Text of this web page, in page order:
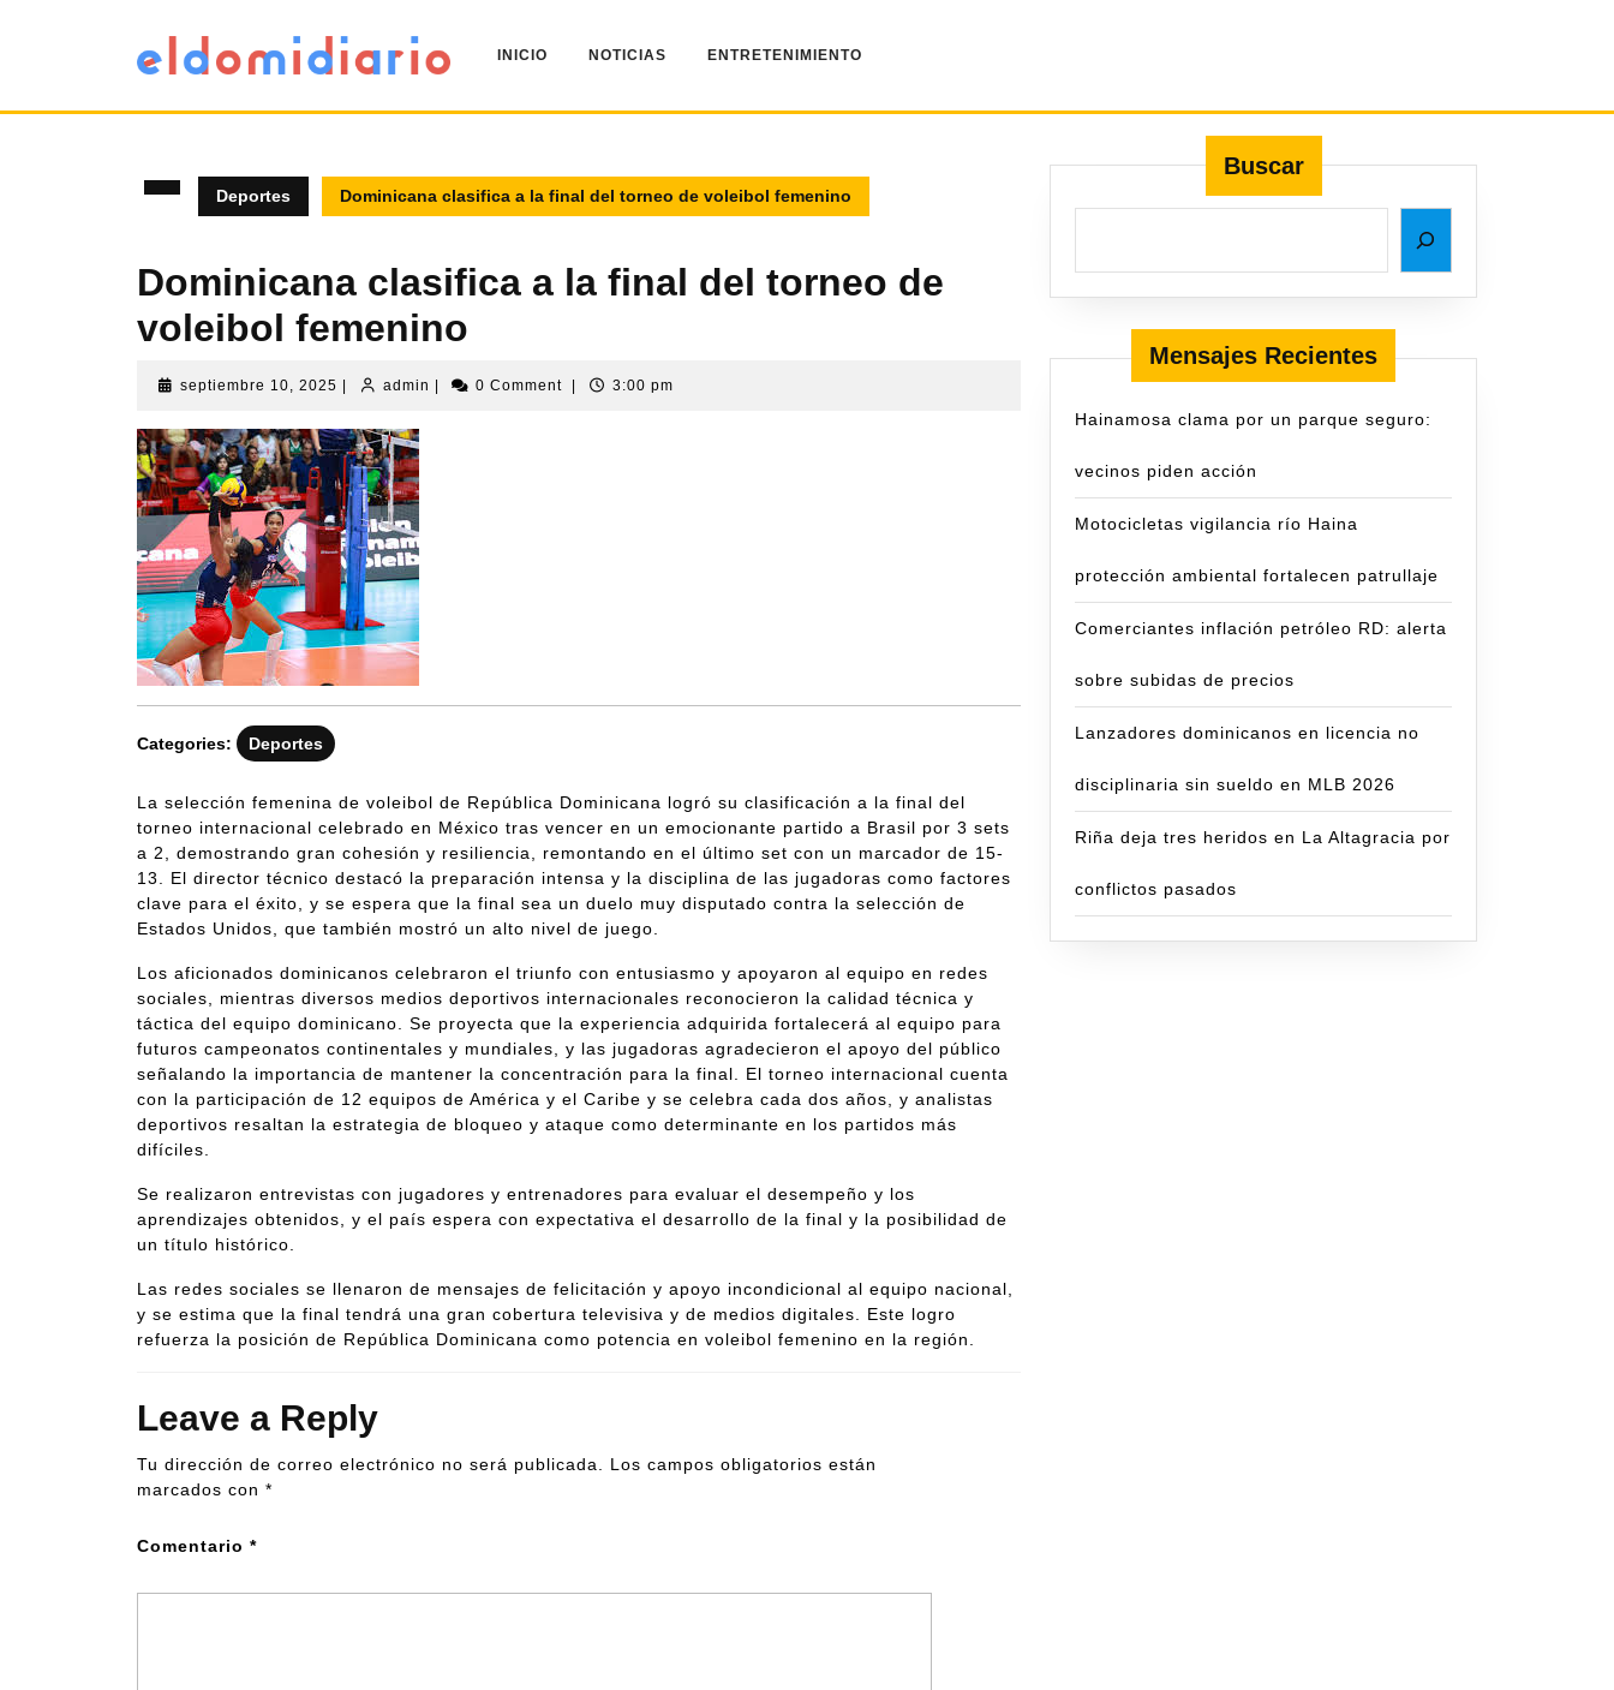
INICIO NOTICIAS ENTRETENIMIENTO
Deportes Dominicana clasifica a la final del torneo de voleibol femenino
Dominicana clasifica a la final del torneo de
voleibol femenino
septiembre 10, 2025 admin 0 Comment 3:00 pm
Categories: Deportes
La selección femenina de voleibol de República Dominicana logró su clasificación a la final del
torneo internacional celebrado en México tras vencer en un emocionante partido a Brasil por 3 sets
a 2, demostrando gran cohesión y resiliencia, remontando en el último set con un marcador de 15-
13. El director técnico destacó la preparación intensa y la disciplina de las jugadoras como factores
clave para el éxito, y se espera que la final sea un duelo muy disputado contra la selección de
Estados Unidos, que también mostró un alto nivel de juego.
Los aficionados dominicanos celebraron el triunfo con entusiasmo y apoyaron al equipo en redes
sociales, mientras diversos medios deportivos internacionales reconocieron la calidad técnica y
táctica del equipo dominicano. Se proyecta que la experiencia adquirida fortalecerá al equipo para
futuros campeonatos continentales y mundiales, y las jugadoras agradecieron el apoyo del público
señalando la importancia de mantener la concentración para la final. El torneo internacional cuenta
con la participación de 12 equipos de América y el Caribe y se celebra cada dos años, y analistas
deportivos resaltan la estrategia de bloqueo y ataque como determinante en los partidos más
difíciles.
Se realizaron entrevistas con jugadores y entrenadores para evaluar el desempeño y los
aprendizajes obtenidos, y el país espera con expectativa el desarrollo de la final y la posibilidad de
un título histórico.
Las redes sociales se llenaron de mensajes de felicitación y apoyo incondicional al equipo nacional,
y se estima que la final tendrá una gran cobertura televisiva y de medios digitales. Este logro
refuerza la posición de República Dominicana como potencia en voleibol femenino en la región.
Leave a Reply
Tu dirección de correo electrónico no será publicada.
Los campos obligatorios están
marcados con *
Comentario *
Buscar
Mensajes Recientes
Hainamosa clama por un parque seguro:
vecinos piden acción
Motocicletas vigilancia río Haina
protección ambiental fortalecen patrullaje
Comerciantes inflación petróleo RD: alerta
sobre subidas de precios
Lanzadores dominicanos en licencia no
disciplinaria sin sueldo en MLB 2026
Riña deja tres heridos en La Altagracia por
conflictos pasados